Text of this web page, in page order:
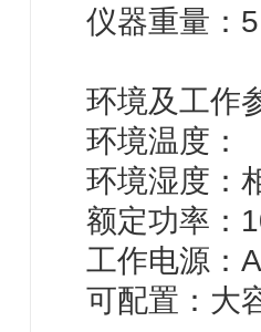
仪器重量
环境及工作
环境温度
环境湿度：
额定功率：
工作电源：
可配置：大